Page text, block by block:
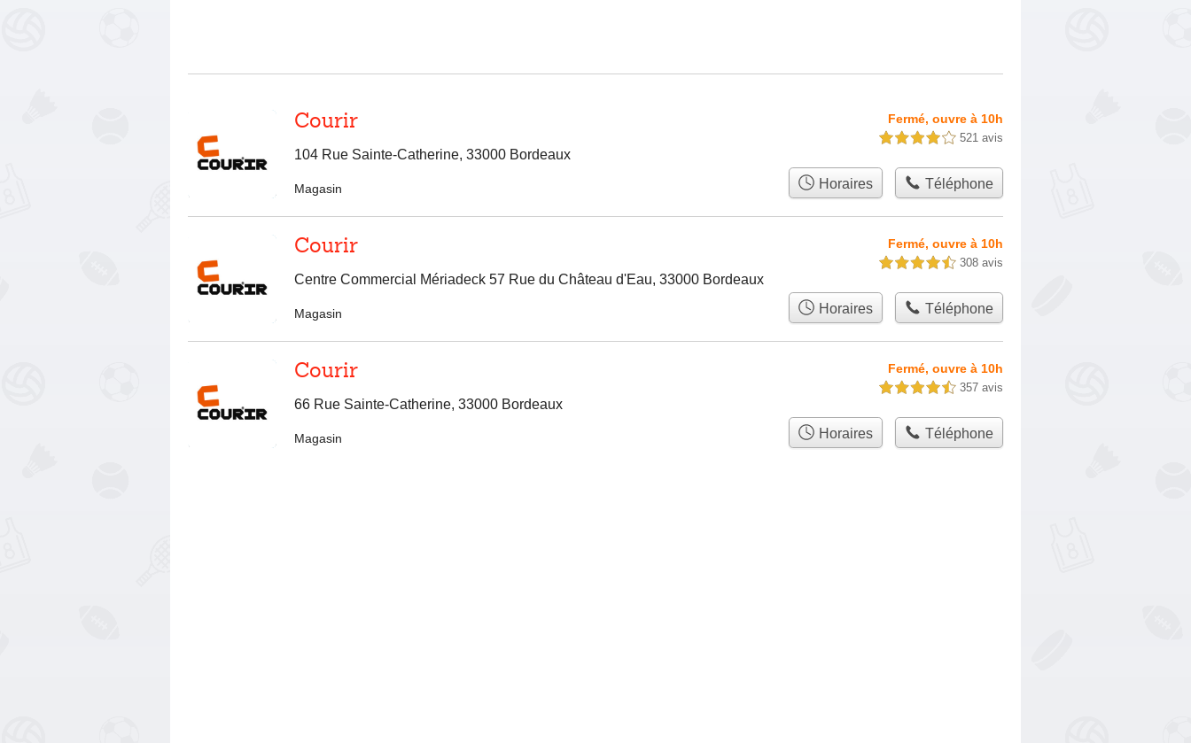
Courir
104 Rue Sainte-Catherine, 33000 Bordeaux
Fermé, ouvre à 10h
4,0 étoiles sur 5 521 avis
Magasin Horaires Téléphone
Courir
Centre Commercial Mériadeck 57 Rue du Château d'Eau, 33000 Bordeaux
Fermé, ouvre à 10h
4,5 étoiles sur 5 308 avis
Magasin Horaires Téléphone
Courir
66 Rue Sainte-Catherine, 33000 Bordeaux
Fermé, ouvre à 10h
4,5 étoiles sur 5 357 avis
Magasin Horaires Téléphone